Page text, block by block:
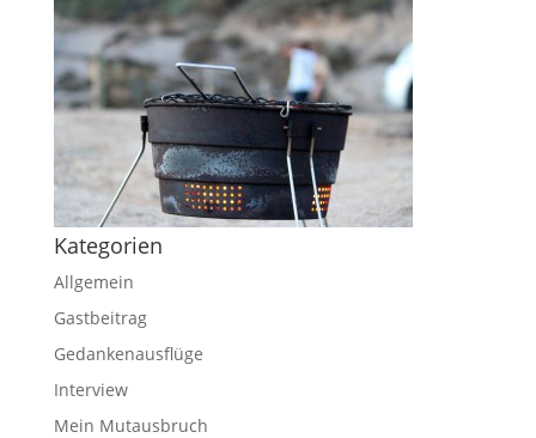
Kategorien
Allgemein
Gastbeitrag
Gedankenausflüge
Interview
Mein Mutausbruch